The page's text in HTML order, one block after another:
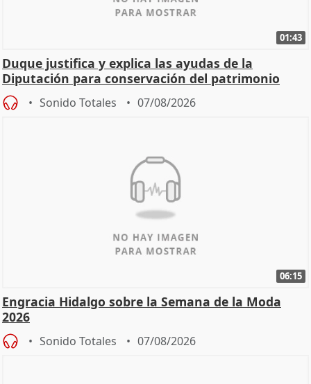
01:43
Duque justifica y explica las ayudas de la
Diputación para conservación del patrimonio
Sonido Totales 07/08/2026
06:15
Engracia Hidalgo sobre la Semana de la Moda
2026
Sonido Totales 07/08/2026